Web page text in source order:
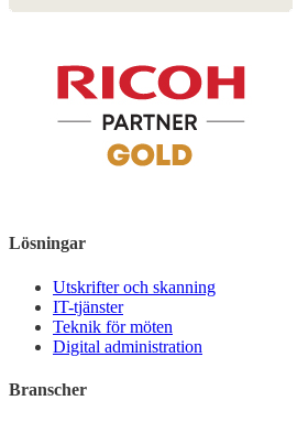
Lösningar
Utskrifter och skanning
IT-tjänster
Teknik för möten
Digital administration
Branscher